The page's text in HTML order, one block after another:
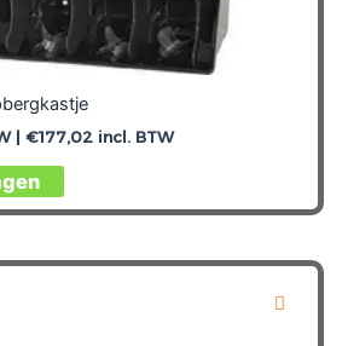
| €177,02incl. BTW